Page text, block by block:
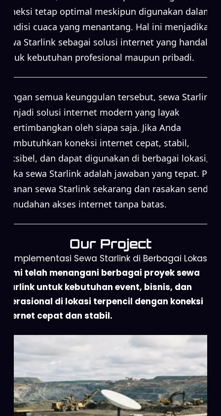
koneksi tetap optimal meskipun digunakan dalam
kondisi cuaca yang menantang. Hal ini menjadikan
sewa Starlink sebagai solusi internet yang handal
untuk kebutuhan profesional maupun pribadi.
Dengan semua keunggulan tersebut, sewa Starlink
menjadi solusi internet modern yang layak
dipertimbangkan oleh siapa saja. Jika Anda
membutuhkan koneksi internet cepat, stabil,
fleksibel, dan dapat digunakan di berbagai lokasi,
maka sewa Starlink adalah jawaban yang tepat. Pilih
layanan sewa Starlink sekarang dan rasakan sendiri
kemudahan akses internet tanpa batas.
Our Project
Implementasi Sewa Starlink di Berbagai Lokasi
Kami telah menangani berbagai proyek sewa
Starlink untuk kebutuhan event, bisnis, dan
operasional di lokasi terpencil dengan koneksi
internet cepat dan stabil.